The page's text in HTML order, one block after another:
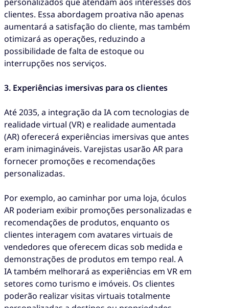
clientes. Essa abordagem proativa não apenas
aumentará a satisfação do cliente, mas também
otimizará as operações, reduzindo a
possibilidade de falta de estoque ou
interrupções nos serviços.
3. Experiências imersivas para os clientes
Até 2035, a integração da IA com tecnologias de
realidade virtual (VR) e realidade aumentada
(AR) oferecerá experiências imersivas que antes
eram inimagináveis. Varejistas usarão AR para
fornecer promoções e recomendações
personalizadas.
Por exemplo, ao caminhar por uma loja, óculos
AR poderiam exibir promoções personalizadas e
recomendações de produtos, enquanto os
clientes interagem com avatares virtuais de
vendedores que oferecem dicas sob medida e
demonstrações de produtos em tempo real. A
IA também melhorará as experiências em VR em
setores como turismo e imóveis. Os clientes
poderão realizar visitas virtuais totalmente